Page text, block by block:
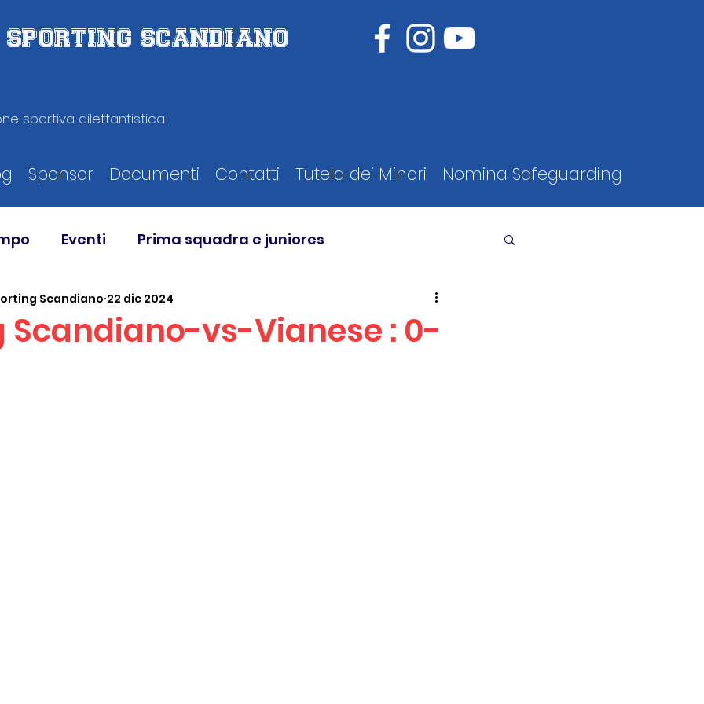
SPORTING SCANDIANO
sportiva dilettantistica
Sponsor Documenti Contatti Tutela dei Minori Nomina Safeguarding
Eventi Prima squadra e juniores
Scandiano-vs-Vianese : 0-
Scandiano 22 dic 2024